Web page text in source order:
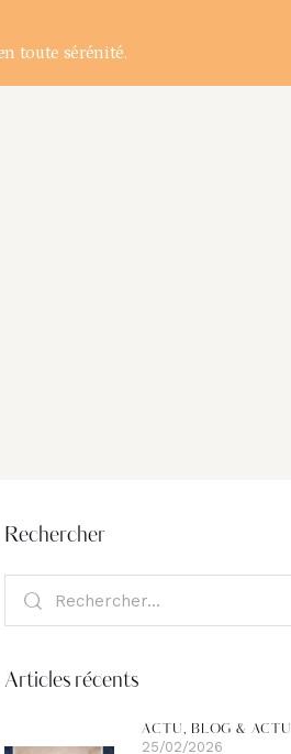
Rechercher
Articles récents
ACTU, BLOG & ACTU
25/02/2026
toute sérénité.